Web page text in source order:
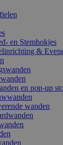
en Stemhokjes
&
en pop-up
wanden